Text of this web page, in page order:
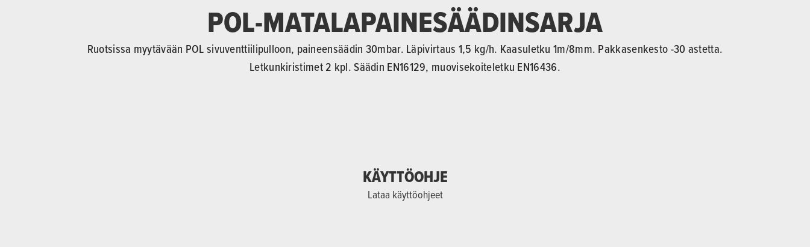
POL-MATALAPAINESÄÄDINSARJA
Ruotsissa myytävään POL sivuventtiilipulloon, paineensäädin 30mbar. Läpivirtaus 1,5 kg/h. Kaasuletku 1m/8mm. Pakkasenkesto -30 astetta.
Letkunkiristimet 2 kpl. Säädin EN16129, muovisekoiteletku EN16436.
KÄYTTÖOHJE
Lataa käyttöohjeet